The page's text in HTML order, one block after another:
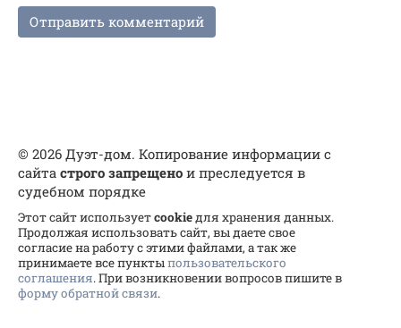
© 2026 Дуэт-дом. Копирование информации с
сайта строго запрещено и преследуется в
судебном порядке
Этот сайт используетcookieдля хранения данных.
Продолжая использовать сайт, вы даете свое
согласие на работу с этими файлами, а так же
принимаете все пунктыпользовательского
соглашения. При возникновении вопросов пишите в
форму обратной связи.